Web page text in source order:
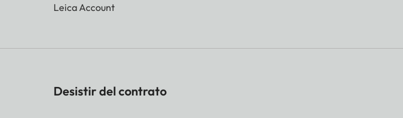
Leica Account
Desistir del contrato